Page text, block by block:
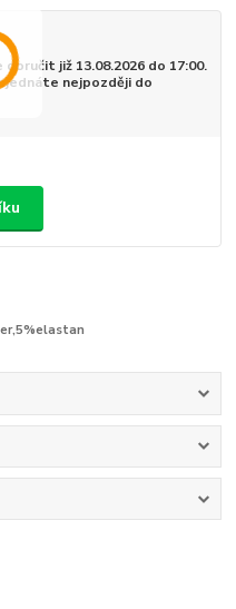
doručit již 13.08.2026 do 17:00.
nejpozději do